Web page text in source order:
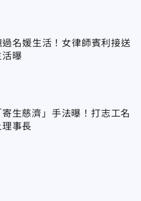
名媛生活！女律師賓利接送
曝
生慈濟」手法曝！打志工名
事長